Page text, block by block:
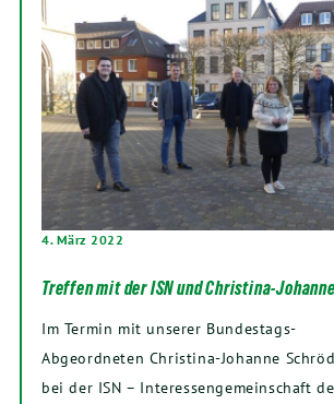
4. März 2022
Treffen mit der ISN und Christina-
Im Termin mit unserer Bundestags-
Abgeordneten Christina-Johanne
bei der ISN – Interessengemeinschaft